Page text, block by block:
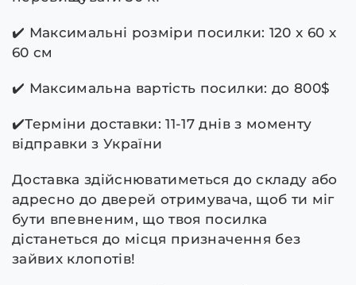
✔️ Максимальні розміри посилки: 120 x 60 x
60 см
✔️ Максимальна вартість посилки: до 800$
✔️Терміни доставки: 11-17 днів з моменту
відправки з України
Доставка здійснюватиметься до складу або
адресно до дверей отримувача, щоб ти міг
бути впевненим, що твоя посилка
дістанеться до місця призначення без
зайвих клопотів!